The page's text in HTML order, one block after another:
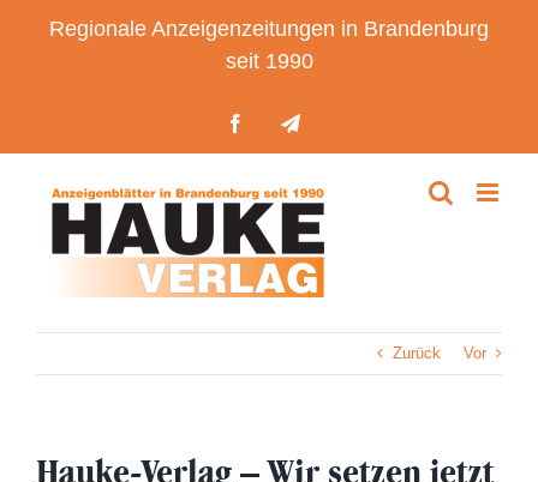
Regionale Anzeigenzeitungen in Brandenburg
seit 1990
FacebookTelegram
Zurück Vor
Hauke-Verlag – Wir setzen jetzt